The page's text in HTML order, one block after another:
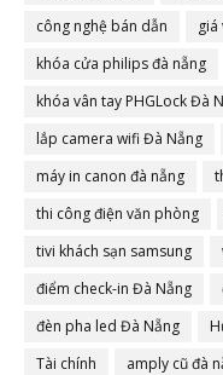
công nghệ bán dẫn
giá
khóa cửa philips đà nẵng
khóa vân tay PHGLock Đà
lắp camera wifi Đà Nẵng
máy in canon đà nẵng
thi công điện văn phòng
tivi khách sạn samsung
điểm check-in Đà Nẵng
đèn pha led Đà Nẵng
Tài chính
amply cũ đà